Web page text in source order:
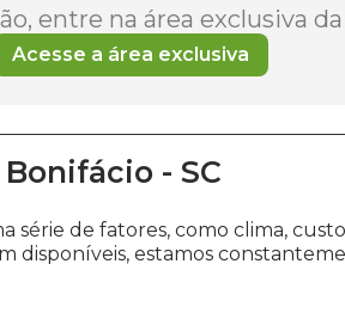
entre na área exclusiva da
Acesse a área exclusiva
Bonifácio - SC
série de fatores, como clima,
disponíveis, estamos